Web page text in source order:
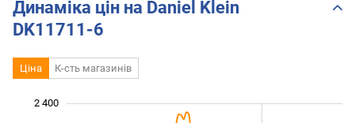
Динаміка цін на Daniel Klein
DK11711-6
Ціна К-сть магазинів
2 400